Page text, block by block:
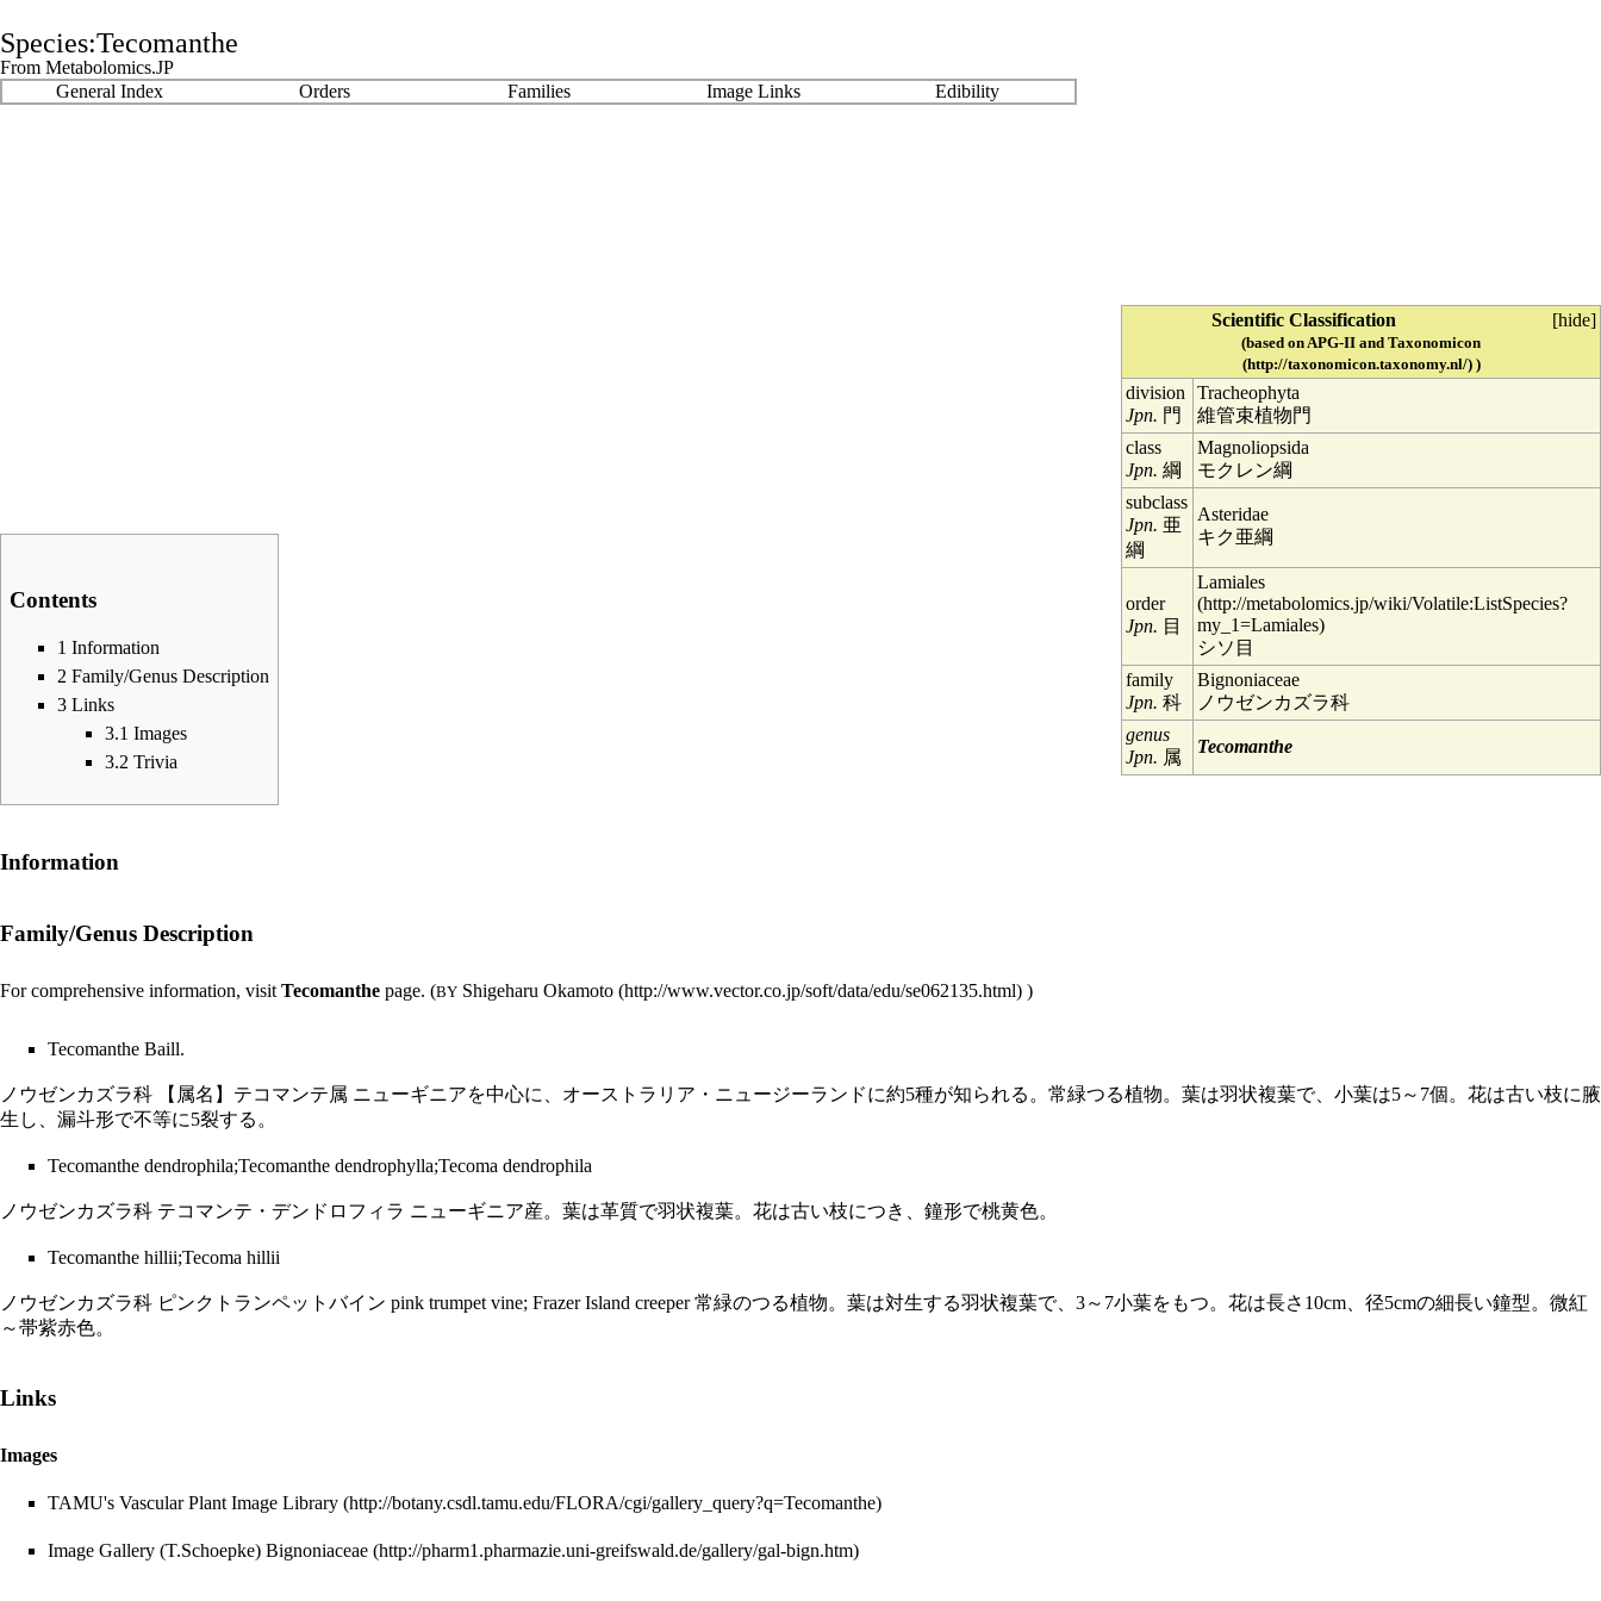
Species:Tecomanthe
From Metabolomics.JP
General Index
Orders Families Image Links Edibility
[hide]
Scientific Classification
(based on APG-II and Taxonomicon
)
division
Jpn. 門
Tracheophyta
維管束植物門
class
Jpn. 綱
Magnoliopsida
モクレン綱
subclass
Jpn. 亜
綱
Asteridae
キク亜綱
order
Jpn. 目
Lamiales
シソ目
family
Jpn. 科
Bignoniaceae
ノウゼンカズラ科
genus
Jpn. 属
Tecomanthe
Contents
1 Information
2 Family/Genus Description
3 Links
3.1 Images
3.2 Trivia
Information
Family/Genus Description
For comprehensive information, visit Tecomanthe page. (BY Shigeharu Okamoto )
Tecomanthe Baill.
ノウゼンカズラ科 【属名】テコマンテ属 ニューギニアを中心に、オーストラリア・ニュージーランドに約5種が知られる。常緑つる植物。葉は羽状複葉で、小葉は5～7個。花は古い枝に腋
生し、漏斗形で不等に5裂する。
Tecomanthe dendrophila;Tecomanthe dendrophylla;Tecoma dendrophila
ノウゼンカズラ科 テコマンテ・デンドロフィラ ニューギニア産。葉は革質で羽状複葉。花は古い枝につき、鐘形で桃黄色。
Tecomanthe hillii;Tecoma hillii
ノウゼンカズラ科 ピンクトランペットバイン pink trumpet vine; Frazer Island creeper 常緑のつる植物。葉は対生する羽状複葉で、3～7小葉をもつ。花は長さ10cm、径5cmの細長い鐘型。微紅
～帯紫赤色。
Links
Images
TAMU's Vascular Plant Image Library
Image Gallery (T.Schoepke) Bignoniaceae